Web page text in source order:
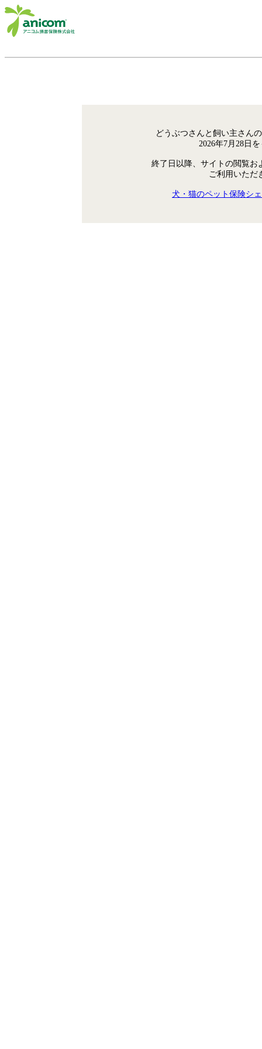
どうぶつさんと飼い主さん
2026年7月28日
終了日以降、サイトの閲覧お
ご利用いただ
犬・猫のペット保険シ